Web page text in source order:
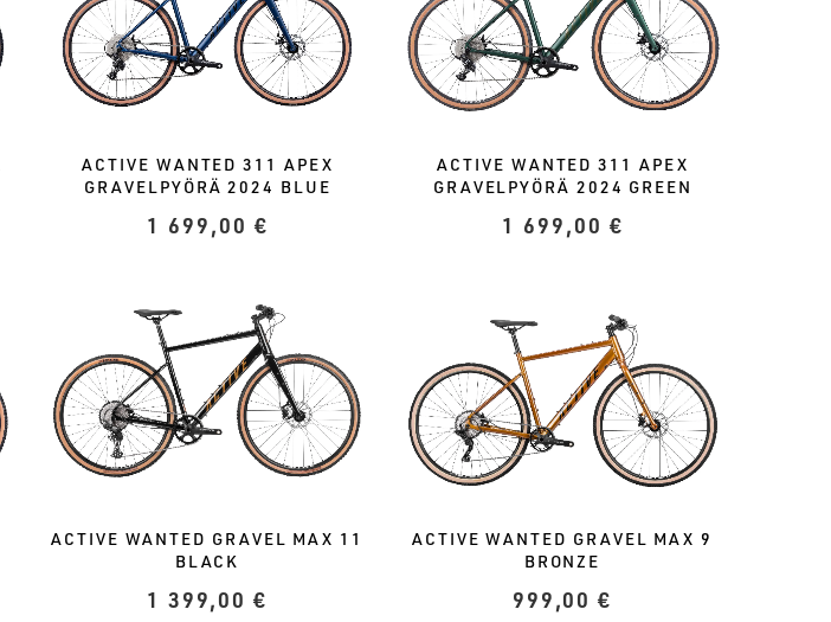
ACTIVE WANTED 311 APEX
GRAVELPYÖRÄ 2024 BLUE
1 699,00 €
ACTIVE WANTED 311 APEX
GRAVELPYÖRÄ 2024 GREEN
1 699,00 €
ACTIVE WANTED GRAVEL MAX 11
BLACK
1 399,00€
ACTIVE WANTED GRAVEL MAX 9
BRONZE
999,00€